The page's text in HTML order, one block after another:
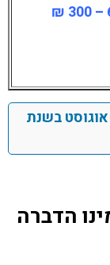
בשנת
הדברה